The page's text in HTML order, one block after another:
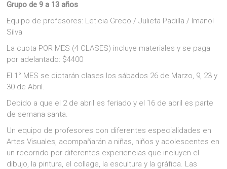
Grupo de 9 a 13 años
Equipo de profesores: Leticia Greco / Julieta Padilla / Imanol
Silva
La cuota POR MES (4 CLASES) incluye materiales y se paga
por adelantado: $4400
El 1° MES se dictarán clases los sábados 26 de Marzo, 9, 23 y
30 de Abril.
Debido a que el 2 de abril es feriado y el 16 de abril es parte
de semana santa.
Un equipo de profesores con diferentes especialidades en
Artes Visuales, acompañarán a niñas, niños y adolescentes en
un recorrido por diferentes experiencias que incluyen el
dibujo, la pintura, el collage, la escultura y la gráfica. Las